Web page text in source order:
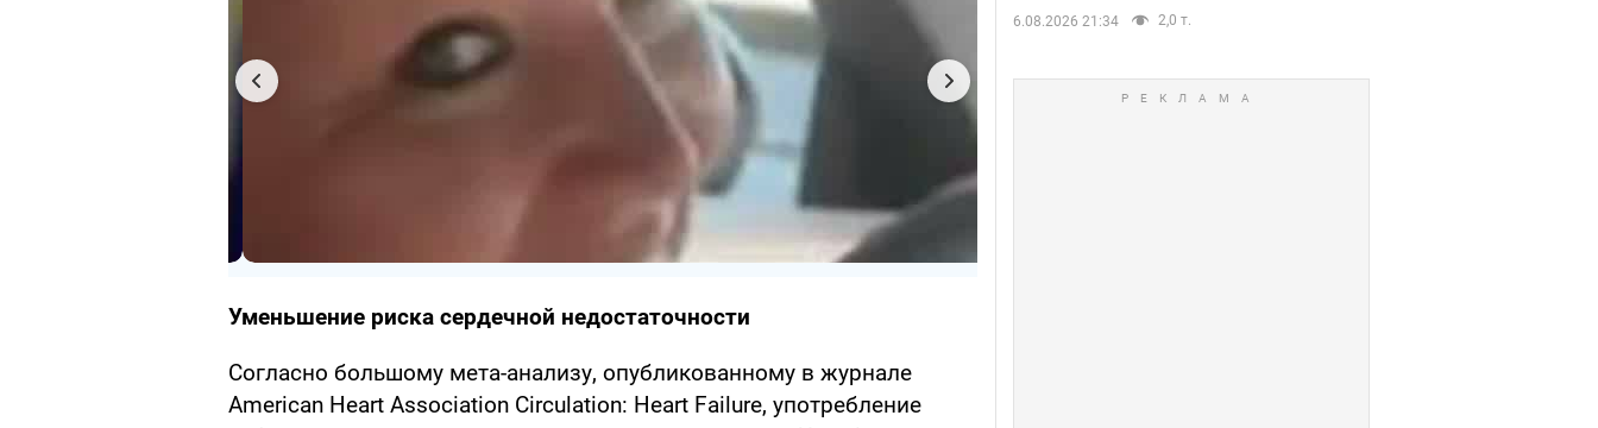
Уменьшение риска сердечной недостаточности
Согласно большому мета-анализу, опубликованному в журнале
American Heart Association Circulation: Heart Failure, употребление
6.08.2026 21:34 2,0 т.